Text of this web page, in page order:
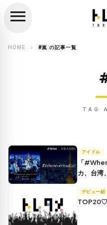
search
menu
HOME chevron_right #嵐 の記事一覧
TAG
アイドル
「
カ、台湾
デビュー組
TOP20♡